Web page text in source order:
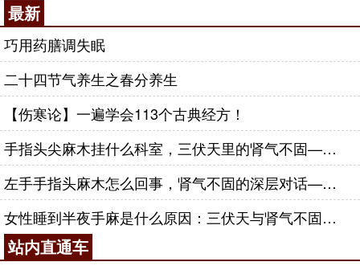
最新
巧用药膳调失眠
二十四节气养生之春分养生
【伤寒论】一遍学会113个古典经方！
手指头尖麻木挂什么科室，三伏天里的肾气不固——肾合jjn
左手手指头麻木怎么回事，肾气不固的深层对话——肾合jjn
女性睡到半夜手麻是什么原因：三伏天与肾气不固的深层对话
站内直通车